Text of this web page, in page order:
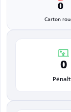
0
Carton
0